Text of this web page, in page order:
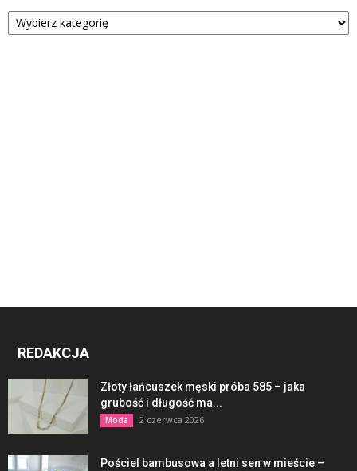
Kategorie
REDAKCJA
Złoty łańcuszek męski próba 585 – jaka
grubość i długość ma...
Moda 2 czerwca 2026
Pościel bambusowa a letni sen w mieście –